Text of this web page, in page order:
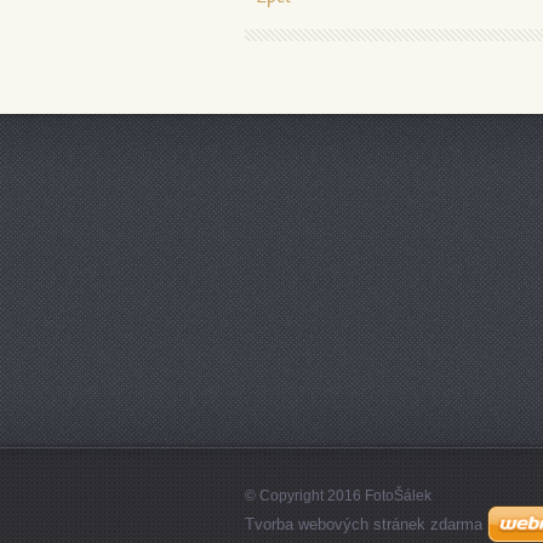
© Copyright 2016 FotoŠálek
Tvorba webových stránek zdarma